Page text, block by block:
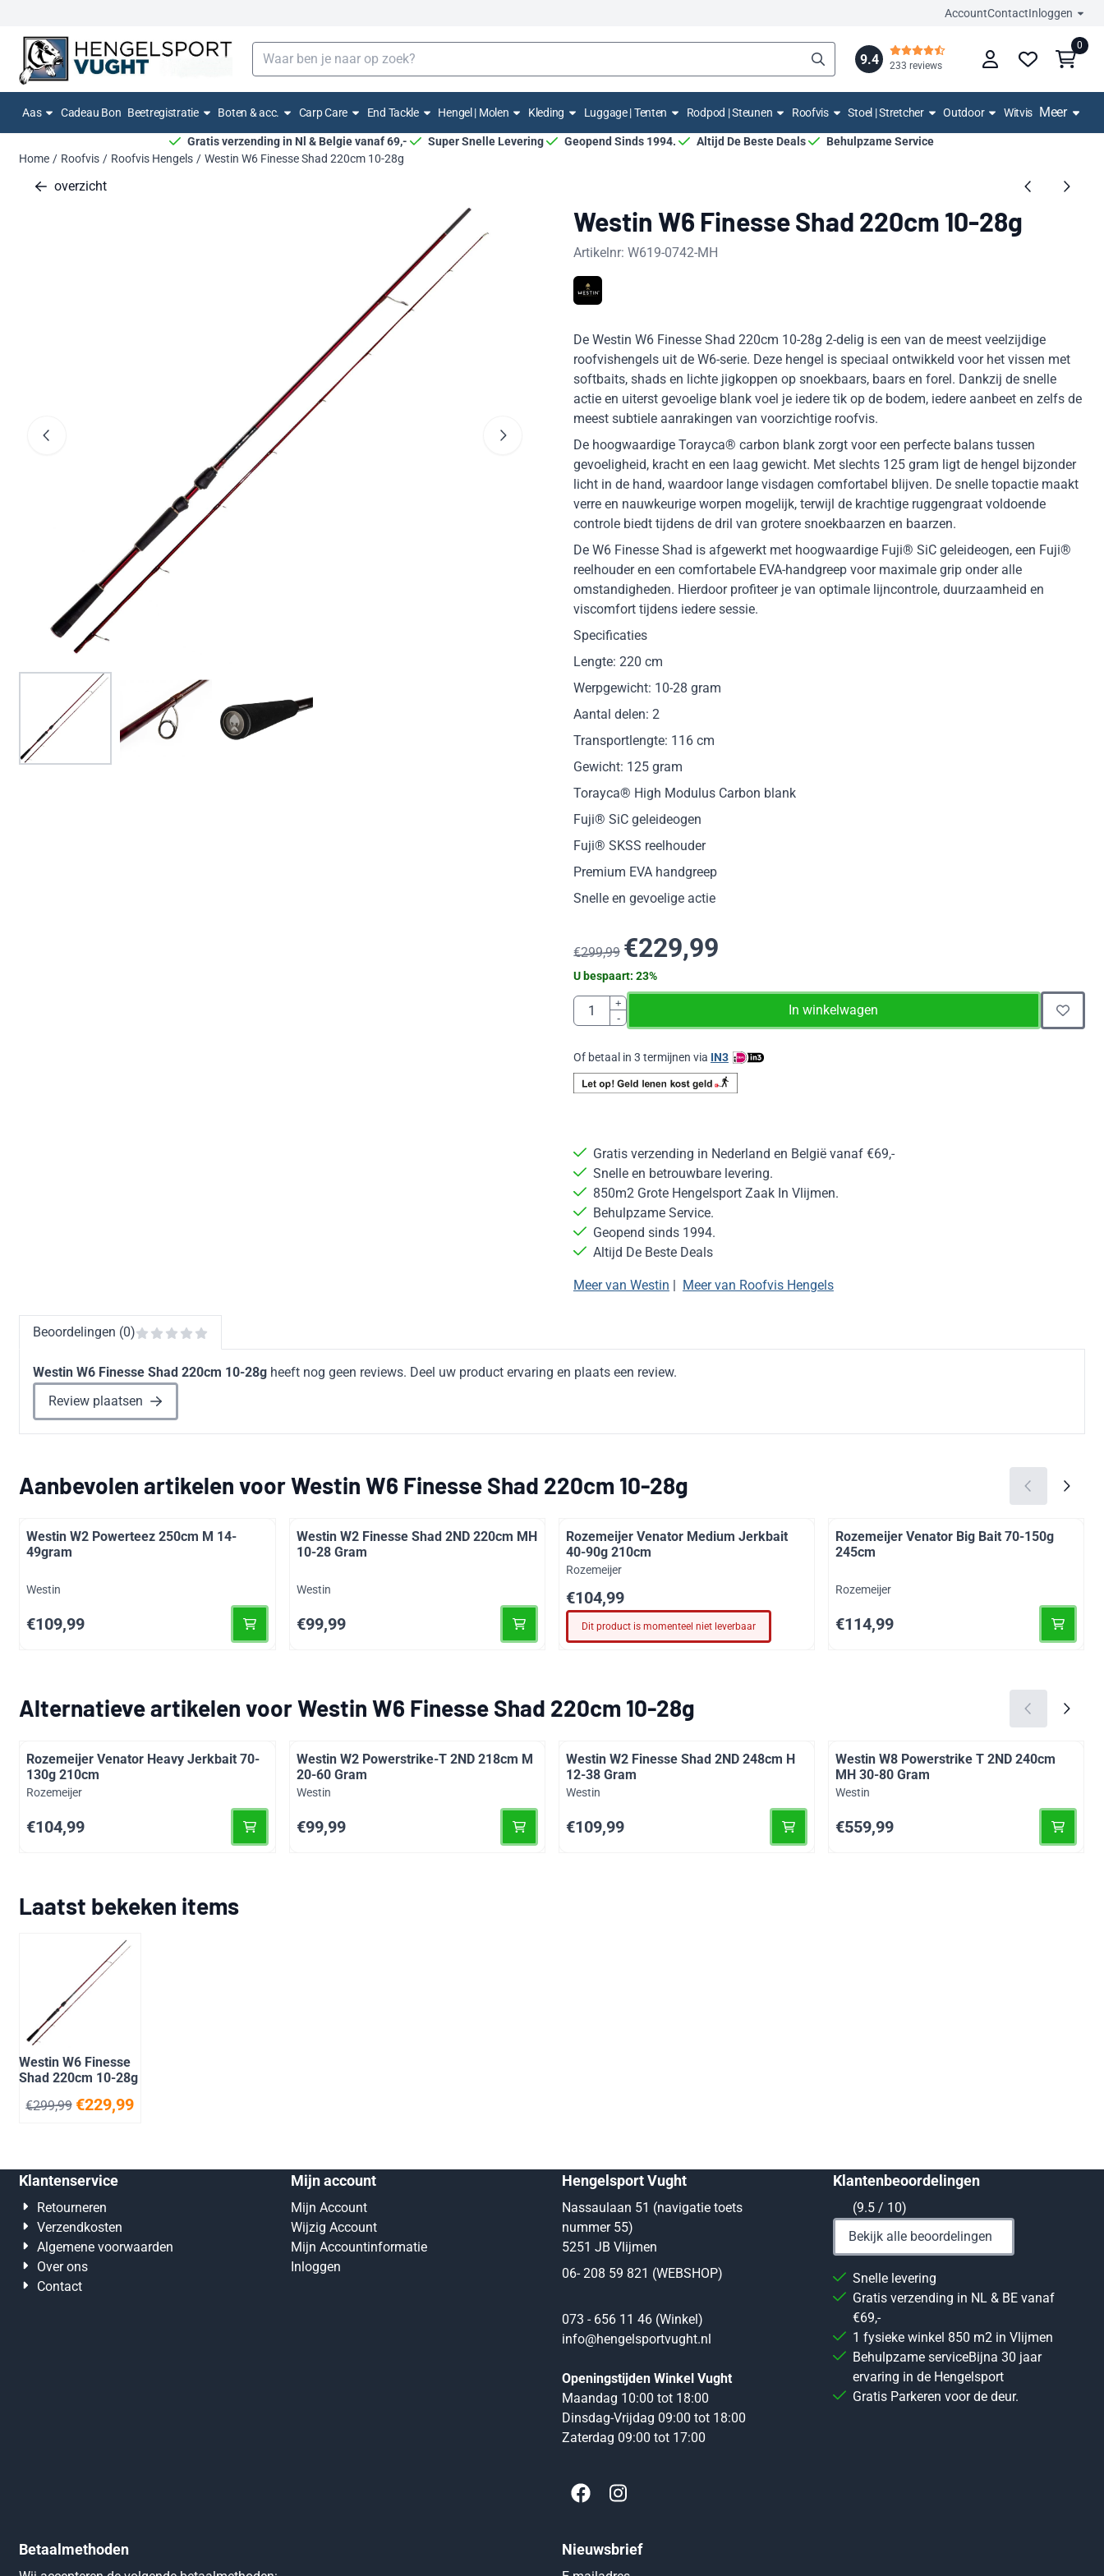
AccountContactInloggen
Zoeken
9.4 233 reviews
0
Aas Cadeau Bon Beetregistratie Boten & acc. Carp Care End Tackle Hengel | Molen Kleding Luggage | Tenten Rodpod | Steunen Roofvis Stoel | Stretcher Outdoor Witvis Meer
Gratis verzending in Nl & Belgie vanaf 69,- Super Snelle Levering Geopend Sinds 1994. Altijd De Beste Deals
Behulpzame Service
Home / Roofvis / Roofvis Hengels / Westin W6 Finesse Shad 220cm 10-28g
overzicht
Westin W6 Finesse Shad 220cm 10-28g
Artikelnr: W619-0742-MH
De Westin W6 Finesse Shad 220cm 10-28g 2-delig is een van de meest veelzijdige
roofvishengels uit de W6-serie. Deze hengel is speciaal ontwikkeld voor het vissen met
softbaits, shads en lichte jigkoppen op snoekbaars, baars en forel. Dankzij de snelle
actie en uiterst gevoelige blank voel je iedere tik op de bodem, iedere aanbeet en zelfs de
meest subtiele aanrakingen van voorzichtige roofvis.
De hoogwaardige Torayca® carbon blank zorgt voor een perfecte balans tussen
gevoeligheid, kracht en een laag gewicht. Met slechts 125 gram ligt de hengel bijzonder
licht in de hand, waardoor lange visdagen comfortabel blijven. De snelle topactie maakt
verre en nauwkeurige worpen mogelijk, terwijl de krachtige ruggengraat voldoende
controle biedt tijdens de dril van grotere snoekbaarzen en baarzen.
De W6 Finesse Shad is afgewerkt met hoogwaardige Fuji® SiC geleideogen, een Fuji®
reelhouder en een comfortabele EVA-handgreep voor maximale grip onder alle
omstandigheden. Hierdoor profiteer je van optimale lijncontrole, duurzaamheid en
viscomfort tijdens iedere sessie.
Specificaties
Lengte: 220 cm
Werpgewicht: 10-28 gram
Aantal delen: 2
Transportlengte: 116 cm
Gewicht: 125 gram
Torayca® High Modulus Carbon blank
Fuji® SiC geleideogen
Fuji® SKSS reelhouder
Premium EVA handgreep
Snelle en gevoelige actie
€299,99 €229,99
U bespaart: 23%
Aantal
+
-
In winkelwagen
Of betaal in 3 termijnen via IN3
Gratis verzending in Nederland en België vanaf €69,-
Snelle en betrouwbare levering.
850m2 Grote Hengelsport Zaak In Vlijmen.
Behulpzame Service.
Geopend sinds 1994.
Altijd De Beste Deals
Meer van Westin | Meer van Roofvis Hengels
Beoordelingen (0)
Westin W6 Finesse Shad 220cm 10-28g heeft nog geen reviews. Deel uw product ervaring en plaats een review.
Review plaatsen
Aanbevolen artikelen voorWestin W6 Finesse Shad 220cm 10-28g
Westin W2 Powerteez 250cm M 14-
49gram
Merk:
Westin
Prijs: 109,99
€109,99
Westin W2 Finesse Shad 2ND 220cm MH
10-28 Gram
Merk:
Westin
Prijs: 99,99
€99,99
Rozemeijer Venator Medium Jerkbait
40-90g 210cm
Merk:
Rozemeijer
Prijs: 104,99
€104,99
Dit product is momenteel niet leverbaar
Rozemeijer Venator Big Bait 70-150g
245cm
Merk:
Rozemeijer
Prijs: 114,99
€114,99
Alternatieve artikelen voorWestin W6 Finesse Shad 220cm 10-28g
Rozemeijer Venator Heavy Jerkbait 70-
130g 210cm
Merk:
Rozemeijer
Prijs: 104,99
€104,99
Westin W2 Powerstrike-T 2ND 218cm M
20-60 Gram
Merk:
Westin
Prijs: 99,99
€99,99
Westin W2 Finesse Shad 2ND 248cm H
12-38 Gram
Merk:
Westin
Prijs: 109,99
€109,99
Westin W8 Powerstrike T 2ND 240cm
MH 30-80 Gram
Merk:
Westin
Prijs: 559,99
€559,99
Laatst bekeken items
Westin W6 Finesse
Shad 220cm 10-28g
€299,99 €229,99
Klantenservice
Retourneren
Verzendkosten
Algemene voorwaarden
Over ons
Contact
Mijn account
Mijn Account
Wijzig Account
Mijn Accountinformatie
Inloggen
Hengelsport Vught
Nassaulaan 51 (navigatie toets
nummer 55)
5251 JB Vlijmen
06- 208 59 821 (WEBSHOP)
073 - 656 11 46 (Winkel)
info@hengelsportvught.nl
Openingstijden Winkel Vught
Maandag 10:00 tot 18:00
Dinsdag-Vrijdag 09:00 tot 18:00
Zaterdag 09:00 tot 17:00
Klantenbeoordelingen
(9.5 / 10)
Bekijk alle beoordelingen
Snelle levering
Gratis verzending in NL & BE vanaf
€69,-
1 fysieke winkel 850 m2 in Vlijmen
Behulpzame serviceBijna 30 jaar
ervaring in de Hengelsport
Gratis Parkeren voor de deur.
Betaalmethoden Nieuwsbrief